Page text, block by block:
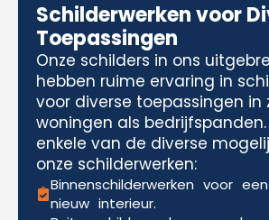
Schilderwerken voor
Toepassingen
Onze schilders in ons
hebben ruime ervaring in
voor diverse toepassingen in
woningen als bedrijfspanden.
enkele van de diverse
onze schilderwerken:
Binnenschilderwerken voor
nieuw interieur.